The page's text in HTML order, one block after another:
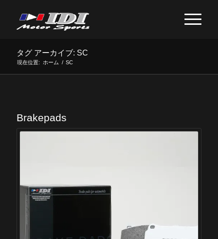
タグ アーカイブ: SC
現在位置: ホーム / SC
Brakepads